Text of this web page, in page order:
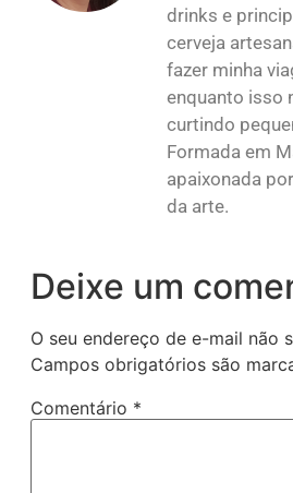
drinks e
cerveja
fazer minha
enquanto isso
curtindo
Formada em
apaixonada
da arte.
Deixe um
O seu endereço de e-mail não
Campos obrigatórios são
Comentário *